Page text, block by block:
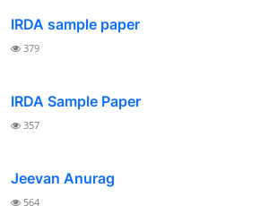
IRDA sample paper
379
IRDA Sample Paper
357
Jeevan Anurag
564